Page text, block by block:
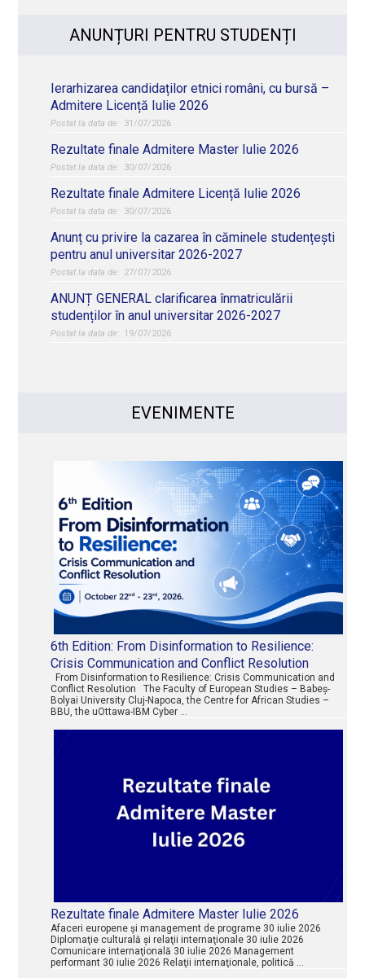
ANUNȚURI PENTRU STUDENȚI
Ierarhizarea candidaților etnici români, cu bursă –
Admitere Licență Iulie 2026
31/07/2026
Rezultate finale Admitere Master Iulie 2026
30/07/2026
Rezultate finale Admitere Licență Iulie 2026
30/07/2026
Anunț cu privire la cazarea în căminele studențești
pentru anul universitar 2026-2027
27/07/2026
ANUNȚ GENERAL clarificarea înmatriculării
studenților în anul universitar 2026-2027
19/07/2026
EVENIMENTE
6th Edition: From Disinformation to Resilience:
Crisis Communication and Conflict Resolution
From Disinformation to Resilience: Crisis Communication and
Conflict Resolution The Faculty of European Studies – Babeș-
Bolyai University Cluj-Napoca, the Centre for African Studies –
BBU, the uOttawa-IBM Cyber …
Rezultate finale Admitere Master Iulie 2026
Afaceri europene şi management de programe 30 iulie 2026
Diplomaţie culturală şi relaţii internaţionale 30 iulie 2026
Comunicare internaţională 30 iulie 2026 Management
performant 30 iulie 2026 Relaţii internaţionale, politică …